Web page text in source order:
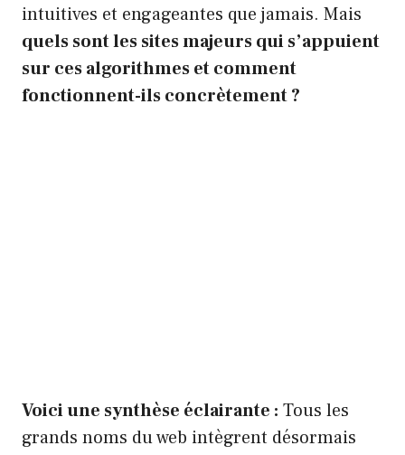
intuitives et engageantes que jamais. Mais
quels sont les sites majeurs qui s’appuient
sur ces algorithmes et comment
fonctionnent-ils concrètement ?
Voici une synthèse éclairante : Tous les
grands noms du web intègrent désormais